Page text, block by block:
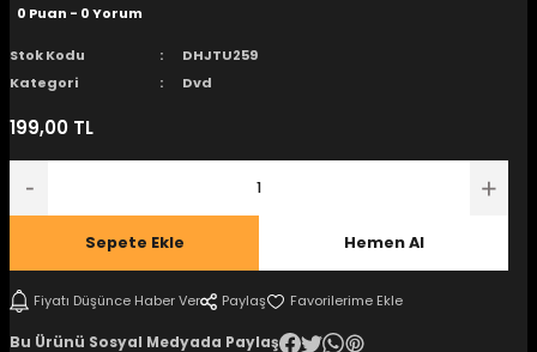
Kitaplar
Blu-RAY
0 Puan - 0 Yorum
Stok Kodu
DHJTU259
Kategori
Dvd
199,00 TL
Sepete Ekle Hemen Al
Fiyatı Düşünce Haber Ver Paylaş
Bu Ürünü Sosyal Medyada Paylaş